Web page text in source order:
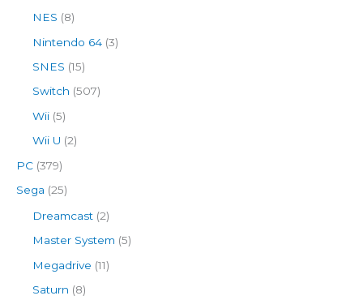
NES (8)
Nintendo 64 (3)
SNES (15)
Switch (507)
Wii (5)
Wii U (2)
PC (379)
Sega (25)
Dreamcast (2)
Master System (5)
Megadrive (11)
Saturn (8)